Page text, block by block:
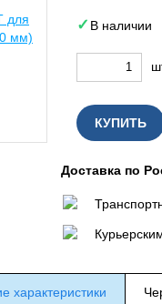
В наличии
КУПИТЬ
Доставка по
характеристики